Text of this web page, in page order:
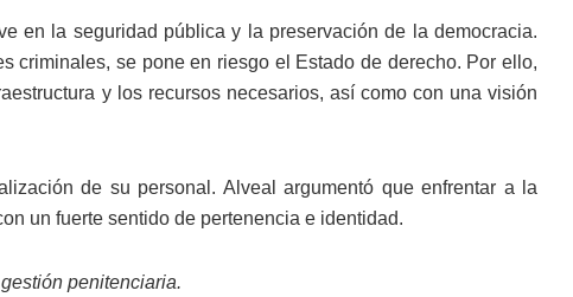
en la seguridad pública y la preservación de la democracia.
criminales, se pone en riesgo el Estado de derecho. Por ello,
y los recursos necesarios, así como con una visión
de su personal. Alveal argumentó que enfrentar a la
un fuerte sentido de pertenencia e identidad.
penitenciaria.